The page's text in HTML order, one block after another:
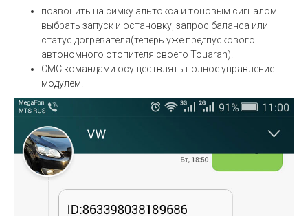
позвонить на симку альтокса и тоновым сигналом
выбрать запуск и остановку, запрос баланса или
статус догревателя(теперь уже предпускового
автономного отопителя своего Touaran).
СМС командами осуществлять полное управление
модулем.